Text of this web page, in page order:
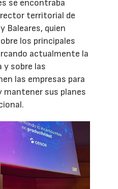
se encontraba
territorial de
Baleares, quien
los principales
actualmente la
y sobre las
las empresas para
mantener sus planes